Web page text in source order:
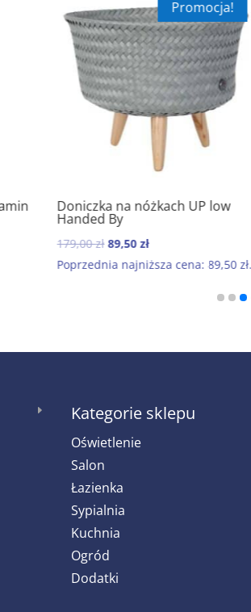
Promocja!
5.00
Doniczka na nóżkach UP low
Handed By
179,00złPierwotna
cena
89,50złAktualna
cena
Poprzednia najniższa cena:89,50 zł.
E Kategorie sklepu
Oświetlenie
Salon
Łazienka
Sypialnia
Kuchnia
Ogród
Dodatki